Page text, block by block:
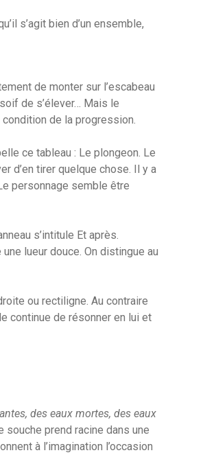
s’agit bien d’un ensemble,
de monter sur l’escabeau
de s’élever… Mais le
de la progression.
ce tableau : Le plongeon. Le
d’en tirer quelque chose. Il y a
personnage semble être
s’intitule Et après.
lueur douce. On distingue au
ou rectiligne. Au contraire
continue de résonner en lui et
des eaux mortes, des eaux
souche prend racine dans une
à l’imagination l’occasion